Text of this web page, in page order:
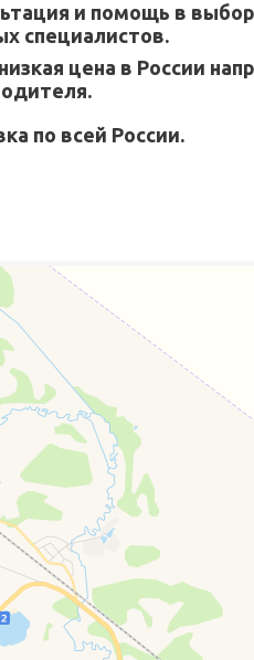
и помощь в
специалистов.
цена в России
по всей России.